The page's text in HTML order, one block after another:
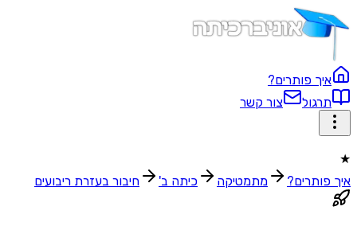
איך פותרים?
תרגול
צור קשר
★
איך פותרים?
מתמטיקה כיתה ב' חיבור בעזרת ריבועים